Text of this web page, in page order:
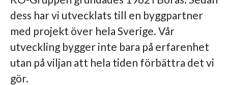
dess har vi utvecklats till en byggpartner
med projekt över hela Sverige. Vår
utveckling bygger inte bara på erfarenhet
utan på viljan att hela tiden förbättra det vi
gör.